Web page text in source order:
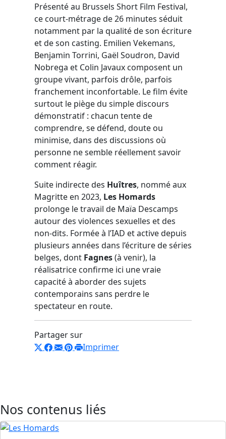
Présenté au Brussels Short Film Festival,
ce court-métrage de 26 minutes séduit
notamment par la qualité de son écriture
et de son casting. Emilien Vekemans,
Benjamin Torrini, Gaël Soudron, David
Nobrega et Colin Javaux composent un
groupe vivant, parfois drôle, parfois
franchement inconfortable. Le film évite
surtout le piège du simple discours
démonstratif : chacun tente de
comprendre, se défend, doute ou
minimise, dans des discussions où
personne ne semble réellement savoir
comment réagir.
Suite indirecte des Huîtres, nommé aux
Magritte en 2023, Les Homards
prolonge le travail de Maïa Descamps
autour des violences sexuelles et des
non-dits. Formée à l’IAD et active depuis
plusieurs années dans l’écriture de séries
belges, dont Fagnes(à venir), la
réalisatrice confirme ici une vraie
capacité à aborder des sujets
contemporains sans perdre le
spectateur en route.
Partager sur
Imprimer
Nos contenus liés